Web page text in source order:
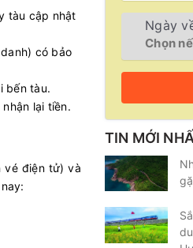
tàu cập nhật
có bảo
bến tàu.
lại tiền.
vé điện tử) và
Ngày
TIN MỚI